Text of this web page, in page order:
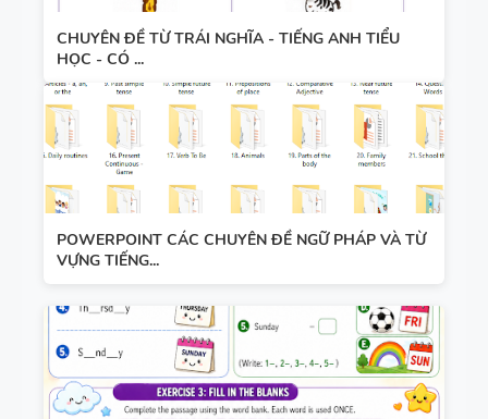
CHUYÊN ĐỀ TỪ TRÁI NGHĨA - TIẾNG ANH TIỂU
HỌC - CÓ ...
POWERPOINT CÁC CHUYÊN ĐỀ NGỮ PHÁP VÀ TỪ
VỰNG TIẾNG...